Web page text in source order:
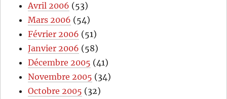
Avril 2006 (53)
Mars 2006 (54)
Février 2006 (51)
Janvier 2006 (58)
Décembre 2005 (41)
Novembre 2005 (34)
Octobre 2005 (32)